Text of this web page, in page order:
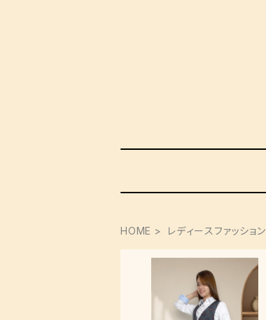
HOME レディースファッション